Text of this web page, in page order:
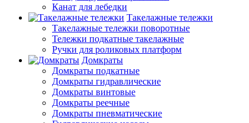
Канат для лебедки
Такелажные тележки
Такелажные тележки поворотные
Тележки подкатные такелажные
Ручки для роликовых платформ
Домкраты
Домкраты подкатные
Домкраты гидравлические
Домкраты винтовые
Домкраты реечные
Домкраты пневматические